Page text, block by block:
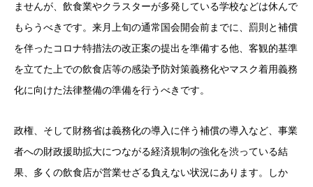
ませんが、飲食業やクラスターが多発している学校などは休んで
もらうべきです。来月上旬の通常国会開会前までに、罰則と補償
を伴ったコロナ特措法の改正案の提出を準備する他、客観的基準
を立てた上での飲食店等の感染予防対策義務化やマスク着用義務
化に向けた法律整備の準備を行うべきです。
政権、そして財務省は義務化の導入に伴う補償の導入など、事業
者への財政援助拡大につながる経済規制の強化を渋っている結
果、多くの飲食店が営業せざる負えない状況にあります。しか